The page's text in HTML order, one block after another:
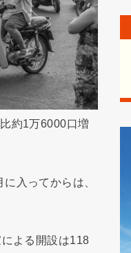
約1万6000口増
入ってからは、
よる開設は118